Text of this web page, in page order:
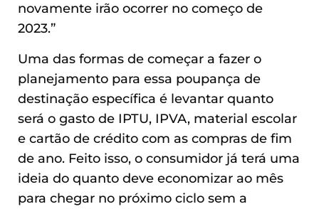
novamente irão ocorrer no começo de
2023.”
Uma das formas de começar a fazer o
planejamento para essa poupança de
destinação específica é levantar quanto
será o gasto de IPTU, IPVA, material escolar
e cartão de crédito com as compras de fim
de ano. Feito isso, o consumidor já terá uma
ideia do quanto deve economizar ao mês
para chegar no próximo ciclo sem a